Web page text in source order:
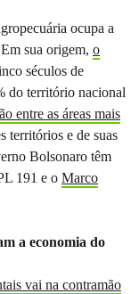
ocupa a
sua origem, o
séculos de
do território nacional
entre as áreas mais
territórios e de suas
Bolsonaro têm
191 e o Marco
a economia do
vai na contramão